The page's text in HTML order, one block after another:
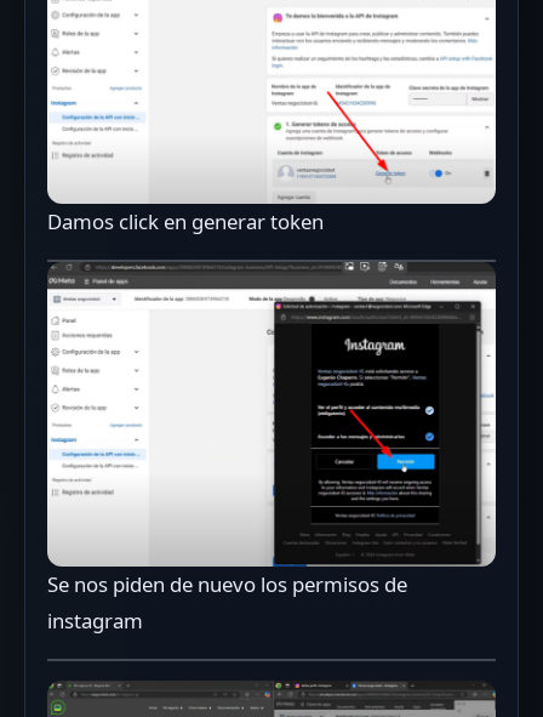
Damos click en generar token
Se nos piden de nuevo los permisos de
instagram